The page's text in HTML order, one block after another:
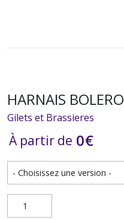
HARNAIS BOLERO
Gilets et Brassieres
À partir de 0€